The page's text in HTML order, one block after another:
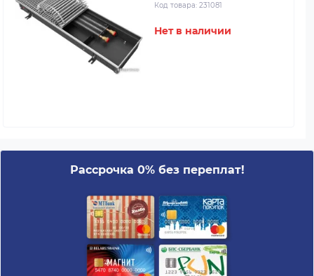
Код товара: 231081
Нет в наличии
Рассрочка 0% без переплат!